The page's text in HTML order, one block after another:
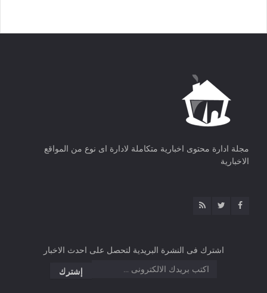
مجلة ادارة محتوى اخبارية متكاملة لادارة اى نوع من المواقع
الاخبارية
اشترك فى النشرة البريدية لتحصل على احدث الاخبار